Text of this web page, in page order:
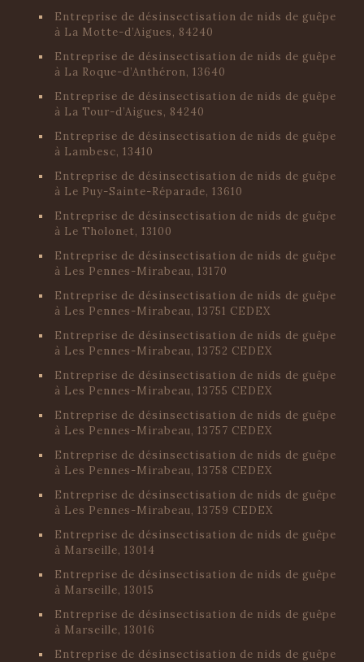
Entreprise de désinsectisation de nids de guêpe
à La Motte-d’Aigues, 84240
Entreprise de désinsectisation de nids de guêpe
à La Roque-d’Anthéron, 13640
Entreprise de désinsectisation de nids de guêpe
à La Tour-d’Aigues, 84240
Entreprise de désinsectisation de nids de guêpe
à Lambesc, 13410
Entreprise de désinsectisation de nids de guêpe
à Le Puy-Sainte-Réparade, 13610
Entreprise de désinsectisation de nids de guêpe
à Le Tholonet, 13100
Entreprise de désinsectisation de nids de guêpe
à Les Pennes-Mirabeau, 13170
Entreprise de désinsectisation de nids de guêpe
à Les Pennes-Mirabeau, 13751 CEDEX
Entreprise de désinsectisation de nids de guêpe
à Les Pennes-Mirabeau, 13752 CEDEX
Entreprise de désinsectisation de nids de guêpe
à Les Pennes-Mirabeau, 13755 CEDEX
Entreprise de désinsectisation de nids de guêpe
à Les Pennes-Mirabeau, 13757 CEDEX
Entreprise de désinsectisation de nids de guêpe
à Les Pennes-Mirabeau, 13758 CEDEX
Entreprise de désinsectisation de nids de guêpe
à Les Pennes-Mirabeau, 13759 CEDEX
Entreprise de désinsectisation de nids de guêpe
à Marseille, 13014
Entreprise de désinsectisation de nids de guêpe
à Marseille, 13015
Entreprise de désinsectisation de nids de guêpe
à Marseille, 13016
Entreprise de désinsectisation de nids de guêpe